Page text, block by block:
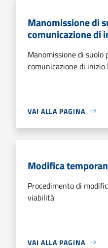
Manomissione di
comunicazione di
Manomissione di suolo
comunicazione di inizio
VAI ALLA PAGINA
Modifica
Procedimento di
viabilità
VAI ALLA PAGINA